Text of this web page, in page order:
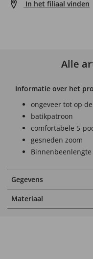
In het filiaal vinden
Alle
Informatie over het
ongeveer tot op
batikpatroon
comfortabele 5-
gesneden zoom
Binnenbeenlengte
Gegevens
Materiaal